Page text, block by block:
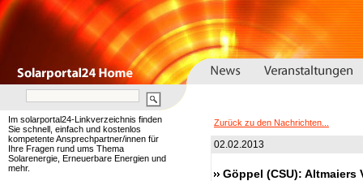
Im solarportal24-Linkverzeichnis finden
Sie schnell, einfach und kostenlos
kompetente Ansprechpartner/innen für
Ihre Fragen rund ums Thema
Solarenergie, Erneuerbare Energien und
mehr.
Zurück zu den Nachrichten...
02.02.2013
Göppel (CSU):